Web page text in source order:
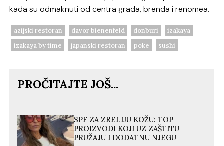
kada su odmaknuti od centra grada, brenda i renomea.
azijski restoran davor bienenfeld donburi
izakaya
izakaya by time
japanski restoran poke sushi
PROČITAJTE JOŠ...
SPF ZA ZRELIJU KOŽU: TOP
PROIZVODI KOJI UZ ZAŠTITU
PRUŽAJU I DODATNU NJEGU